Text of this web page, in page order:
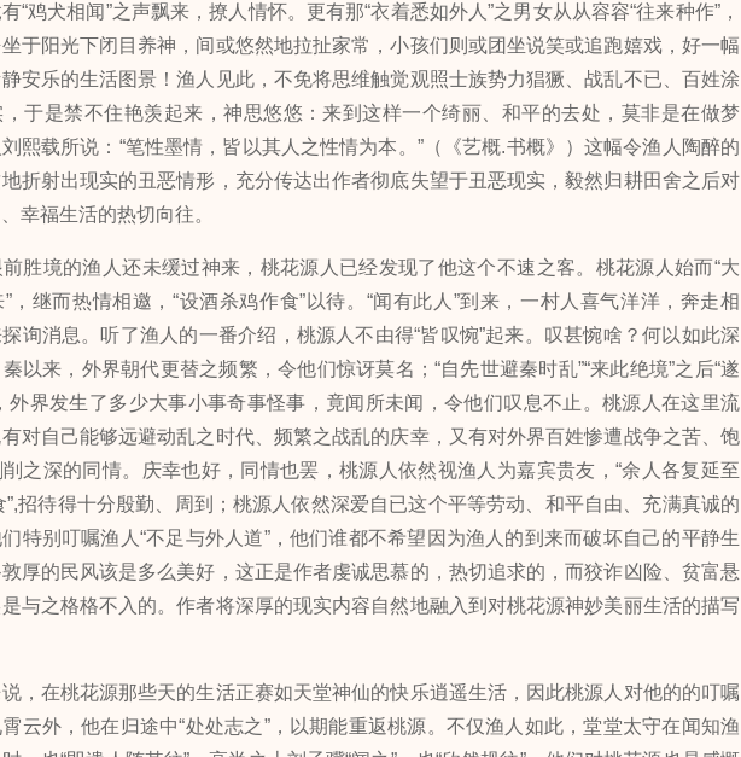
“鸡犬相闻”之声飘来，撩人情怀。更有那“衣着悉如外人”之男女从从容容“往来种作”，
于阳光下闭目养神，间或悠然地拉扯家常，小孩们则或团坐说笑或追跑嬉戏，好一幅
安乐的生活图景！渔人见此，不免将思维触觉观照士族势力猖獗、战乱不已、百姓涂
于是禁不住艳羡起来，神思悠悠：来到这样一个绮丽、和平的去处，莫非是在做梦
熙载所说：“笔性墨情，皆以其人之性情为本。”（《艺概.书概》）这幅令渔人陶醉的
折射出现实的丑恶情形，充分传达出作者彻底失望于丑恶现实，毅然归耕田舍之后对
幸福生活的热切向往。
境的渔人还未缓过神来，桃花源人已经发现了他这个不速之客。桃花源人始而“大
，继而热情相邀，“设酒杀鸡作食”以待。“闻有此人”到来，一村人喜气洋洋，奔走相
询消息。听了渔人的一番介绍，桃源人不由得“皆叹惋”起来。叹甚惋啥？何以如此深
以来，外界朝代更替之频繁，令他们惊讶莫名；“自先世避秦时乱”“来此绝境”之后“遂
外界发生了多少大事小事奇事怪事，竟闻所未闻，令他们叹息不止。桃源人在这里流
对自己能够远避动乱之时代、频繁之战乱的庆幸，又有对外界百姓惨遭战争之苦、饱
之深的同情。庆幸也好，同情也罢，桃源人依然视渔人为嘉宾贵友，“余人各复延至
”,招待得十分殷勤、周到；桃源人依然深爱自已这个平等劳动、和平自由、充满真诚的
特别叮嘱渔人“不足与外人道”，他们谁都不希望因为渔人的到来而破坏自己的平静生
厚的民风该是多么美好，这正是作者虔诚思慕的，热切追求的，而狡诈凶险、贫富悬
与之格格不入的。作者将深厚的现实内容自然地融入到对桃花源神妙美丽生活的描写
在桃花源那些天的生活正赛如天堂神仙的快乐逍遥生活，因此桃源人对他的的叮嘱
云外，他在归途中“处处志之”，以期能重返桃源。不仅渔人如此，堂堂太守在闻知渔